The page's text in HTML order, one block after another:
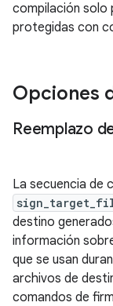
compilación solo
protegidas con
Opciones
Reemplazo
La secuencia de
destino
información
que se usan
archivos de
comandos de